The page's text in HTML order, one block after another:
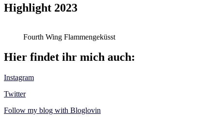
Highlight 2023
Fourth Wing Flammengeküsst
Hier findet ihr mich auch:
Instagram
Twitter
Follow my blog with Bloglovin